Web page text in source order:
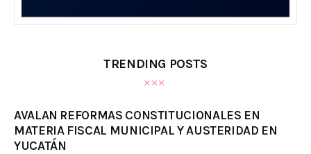
TRENDING POSTS
AVALAN REFORMAS CONSTITUCIONALES EN
MATERIA FISCAL MUNICIPAL Y AUSTERIDAD EN
YUCATÁN